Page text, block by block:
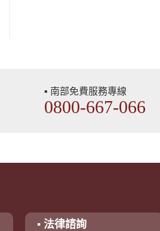
▪ 南部免費服務專線
0800-667-066
▪ 法律諮詢